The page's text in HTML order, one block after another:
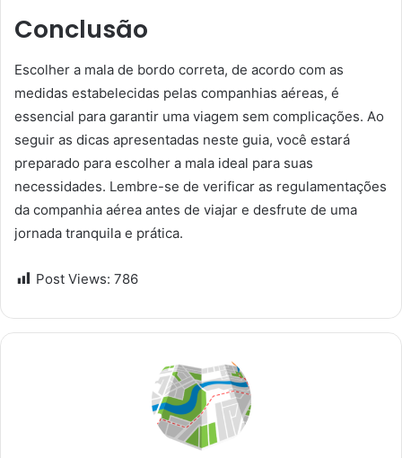
Conclusão
Escolher a mala de bordo correta, de acordo com as
medidas estabelecidas pelas companhias aéreas, é
essencial para garantir uma viagem sem complicações. Ao
seguir as dicas apresentadas neste guia, você estará
preparado para escolher a mala ideal para suas
necessidades. Lembre-se de verificar as regulamentações
da companhia aérea antes de viajar e desfrute de uma
jornada tranquila e prática.
Post Views: 786